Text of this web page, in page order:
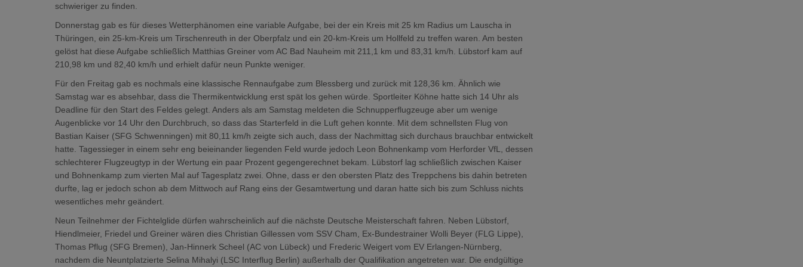
schwieriger zu finden.
Donnerstag gab es für dieses Wetterphänomen eine variable Aufgabe, bei der ein Kreis mit 25 km Radius um Lauscha in
Thüringen, ein 25-km-Kreis um Tirschenreuth in der Oberpfalz und ein 20-km-Kreis um Hollfeld zu treffen waren. Am besten
gelöst hat diese Aufgabe schließlich Matthias Greiner vom AC Bad Nauheim mit 211,1 km und 83,31 km/h. Lübstorf kam auf
210,98 km und 82,40 km/h und erhielt dafür neun Punkte weniger.
Für den Freitag gab es nochmals eine klassische Rennaufgabe zum Blessberg und zurück mit 128,36 km. Ähnlich wie
Samstag war es absehbar, dass die Thermikentwicklung erst spät los gehen würde. Sportleiter Köhne hatte sich 14 Uhr als
Deadline für den Start des Feldes gelegt. Anders als am Samstag meldeten die Schnupperflugzeuge aber um wenige
Augenblicke vor 14 Uhr den Durchbruch, so dass das Starterfeld in die Luft gehen konnte. Mit dem schnellsten Flug von
Bastian Kaiser (SFG Schwenningen) mit 80,11 km/h zeigte sich auch, dass der Nachmittag sich durchaus brauchbar entwickelt
hatte. Tagessieger in einem sehr eng beieinander liegenden Feld wurde jedoch Leon Bohnenkamp vom Herforder VfL, dessen
schlechterer Flugzeugtyp in der Wertung ein paar Prozent gegengerechnet bekam. Lübstorf lag schließlich zwischen Kaiser
und Bohnenkamp zum vierten Mal auf Tagesplatz zwei. Ohne, dass er den obersten Platz des Treppchens bis dahin betreten
durfte, lag er jedoch schon ab dem Mittwoch auf Rang eins der Gesamtwertung und daran hatte sich bis zum Schluss nichts
wesentliches mehr geändert.
Neun Teilnehmer der Fichtelglide dürfen wahrscheinlich auf die nächste Deutsche Meisterschaft fahren. Neben Lübstorf,
Hiendlmeier, Friedel und Greiner wären dies Christian Gillessen vom SSV Cham, Ex-Bundestrainer Wolli Beyer (FLG Lippe),
Thomas Pflug (SFG Bremen), Jan-Hinnerk Scheel (AC von Lübeck) und Frederic Weigert vom EV Erlangen-Nürnberg,
nachdem die Neuntplatzierte Selina Mihalyi (LSC Interflug Berlin) außerhalb der Qualifikation angetreten war. Die endgültige